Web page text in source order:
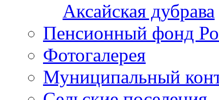
Аксайская дубрава
Пенсионный фонд
Фотогалерея
Муниципальный